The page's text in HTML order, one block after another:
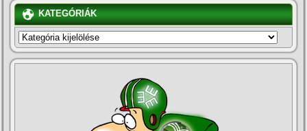
KATEGÓRIÁK
KATEGÓRIÁK